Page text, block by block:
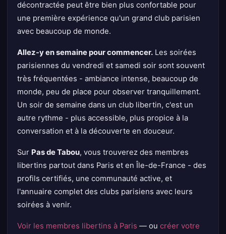
décontractée peut être bien plus confortable pour
une première expérience qu'un grand club parisien
avec beaucoup de monde.
Allez-y en semaine pour commencer. Les soirées
parisiennes du vendredi et samedi soir sont souvent
très fréquentées - ambiance intense, beaucoup de
monde, peu de place pour observer tranquillement.
Un soir de semaine dans un club libertin, c'est un
autre rythme - plus accessible, plus propice à la
conversation et à la découverte en douceur.
Sur Pas de Tabou, vous trouverez des membres
libertins partout dans Paris et en Île-de-France - des
profils certifiés, une communauté active, et
l'annuaire complet des clubs parisiens avec leurs
soirées à venir.
Voir les membres libertins à Paris — oucréer votre